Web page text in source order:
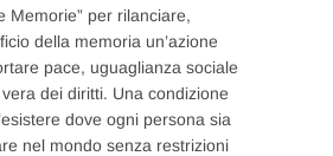
Memorie” per rilanciare,
della memoria un’azione
pace, uguaglianza sociale
dei diritti. Una condizione
dove ogni persona sia
nel mondo senza restrizioni